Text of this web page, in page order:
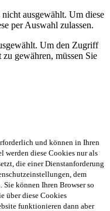
ausgewählt. Um diese
per Auswahl zulassen.
Um den Zugriff
gewähren, müssen Sie
und können in Ihren
werden diese Cookies nur als
die einer Dienstanforderung
dem
können Ihren Browser so
über diese Cookies
funktionieren dann aber